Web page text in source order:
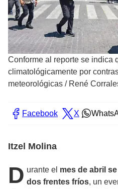
Conforme al reporte se indica
climatológicamente por
meteorológicas / René
Facebook X
Itzel Molina
D urante el mes de abril
dos frentes fríos, un